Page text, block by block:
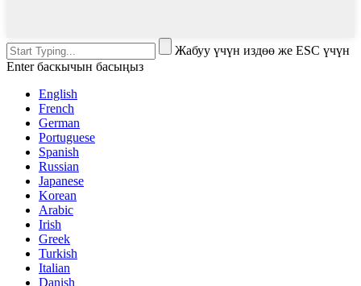
Жабуу үчүн издөө же ESC үчүн
Enter баскычын басыңыз
English
French
German
Portuguese
Spanish
Russian
Japanese
Korean
Arabic
Irish
Greek
Turkish
Italian
Danish